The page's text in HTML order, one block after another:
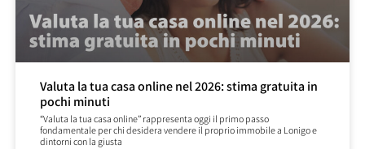
Valuta la tua casa online nel 2026: stima gratuita in
pochi minuti
“Valuta la tua casa online” rappresenta oggi il primo passo
fondamentale per chi desidera vendere il proprio immobile a Lonigo e
dintorni con la giusta